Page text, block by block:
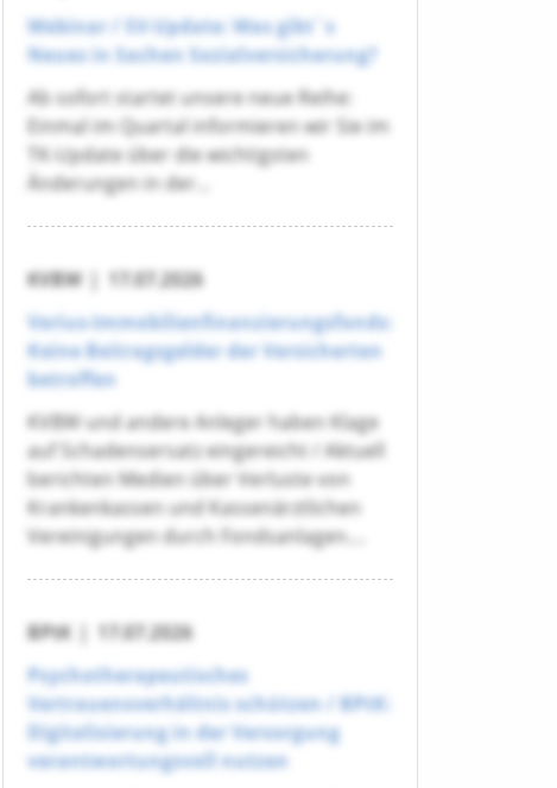
Webinar / SV-Update: Was gibt´s
Neues in Sachen Sozialversicherung?
Ab sofort startet unsere neue Reihe:
Einmal im Quartal informieren wir Sie im
TK-Update über die wichtigsten
Änderungen in der...
KVBW
17.07.2026
Verius-Immobilienfinanzierungsfonds:
Keine Beitragsgelder der Versicherten
betroffen
KVBW und andere Anleger haben Klage
auf Schadensersatz eingereicht / Aktuell
berichten Medien über Verluste von
Krankenkassen und Kassenärztlichen
Vereinigungen durch Fondsanlagen....
BPtK
17.07.2026
Psychotherapeutisches
Vertrauensverhältnis schützen / BPtK:
Digitalisierung in der Versorgung
verantwortungsvoll nutzen